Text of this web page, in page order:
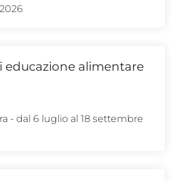
educazione alimentare
- dal 6 luglio al 18 settembre